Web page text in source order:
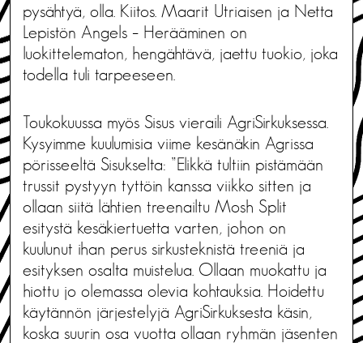
pysähtyä, olla. Kiitos. Maarit Utriaisen ja Netta
Lepistön Angels – Herääminen on
luokittelematon, hengähtävä, jaettu tuokio, joka
todella tuli tarpeeseen.
Toukokuussa myös Sisus vieraili AgriSirkuksessa.
Kysyimme kuulumisia viime kesänäkin Agrissa
pörisseeltä Sisukselta: ”Elikkä tultiin pistämään
trussit pystyyn tyttöin kanssa viikko sitten ja
ollaan siitä lähtien treenailtu Mosh Split
esitystä kesäkiertuetta varten, johon on
kuulunut ihan perus sirkusteknistä treeniä ja
esityksen osalta muistelua. Ollaan muokattu ja
hiottu jo olemassa olevia kohtauksia. Hoidettu
käytännön järjestelyjä AgriSirkuksesta käsin,
koska suurin osa vuotta ollaan ryhmän jäsenten